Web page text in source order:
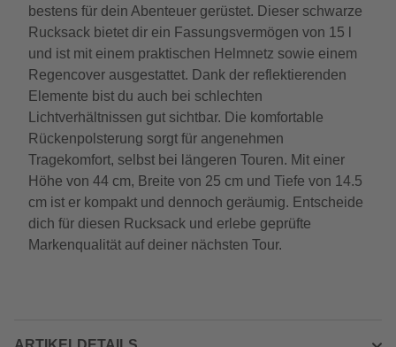
bestens für dein Abenteuer gerüstet. Dieser schwarze
Rucksack bietet dir ein Fassungsvermögen von 15 l
und ist mit einem praktischen Helmnetz sowie einem
Regencover ausgestattet. Dank der reflektierenden
Elemente bist du auch bei schlechten
Lichtverhältnissen gut sichtbar. Die komfortable
Rückenpolsterung sorgt für angenehmen
Tragekomfort, selbst bei längeren Touren. Mit einer
Höhe von 44 cm, Breite von 25 cm und Tiefe von 14.5
cm ist er kompakt und dennoch geräumig. Entscheide
dich für diesen Rucksack und erlebe geprüfte
Markenqualität auf deiner nächsten Tour.